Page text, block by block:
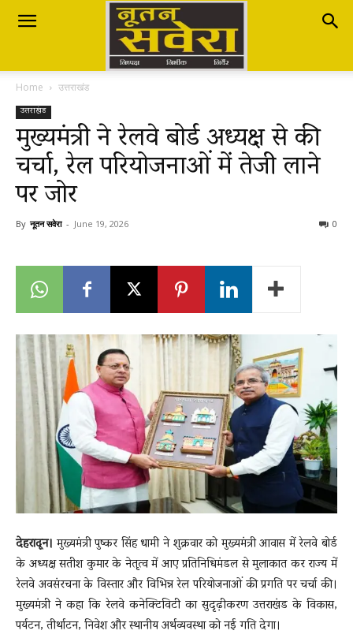
Nutan
Savera
नूतन
सवेरा
Breaking
Home उत्तराखंड
उत्तराखंड
मुख्यमंत्री ने रेलवे बोर्ड अध्यक्ष से की
चर्चा, रेल परियोजनाओं में तेजी लाने
पर जोर
By नूतन सवेरा - June 19, 2026 0
देहरादून। मुख्यमंत्री पुष्कर सिंह धामी ने शुक्रवार को मुख्यमंत्री आवास में रेलवे बोर्ड
के अध्यक्ष सतीश कुमार के नेतृत्व में आए प्रतिनिधिमंडल से मुलाकात कर राज्य में
रेलवे अवसंरचना के विस्तार और विभिन्न रेल परियोजनाओं की प्रगति पर चर्चा की।
मुख्यमंत्री ने कहा कि रेलवे कनेक्टिविटी का सुदृढ़ीकरण उत्तराखंड के विकास,
पर्यटन, तीर्थाटन, निवेश और स्थानीय अर्थव्यवस्था को नई गति देगा।